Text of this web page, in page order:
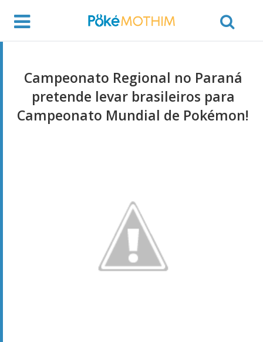
Campeonato Regional no Paraná
pretende levar brasileiros para
Campeonato Mundial de Pokémon!